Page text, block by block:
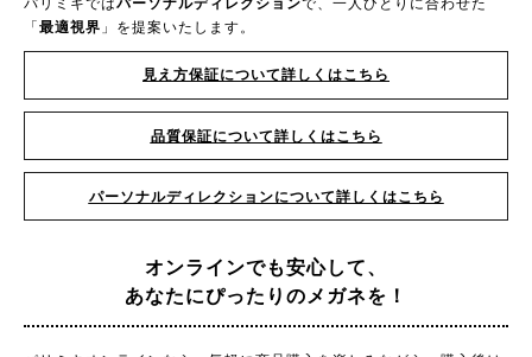
パリミキではパーソナルディレクションで、一人ひとりに合わせた
「最適視界 」を提案いたします。
見え方保証について詳しくはこちら
品質保証について詳しくはこちら
パーソナルディレクションについて詳しくはこちら
オンラインでも安心して、
あなたにぴったりのメガネを！